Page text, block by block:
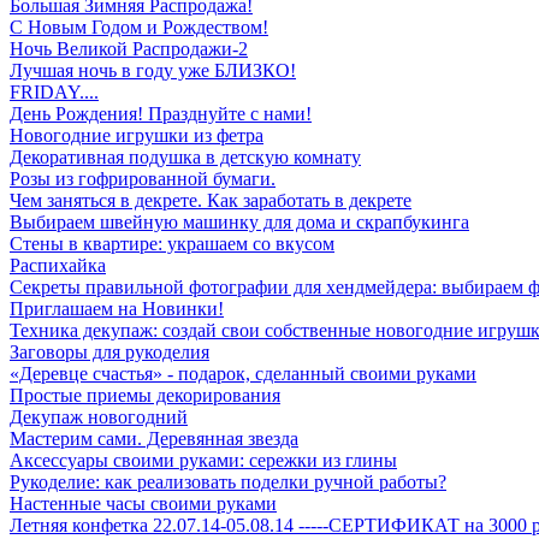
Большая Зимняя Распродажа!
С Новым Годом и Рождеством!
Ночь Великой Распродажи-2
Лучшая ночь в году уже БЛИЗКО!
FRIDAY....
День Рождения! Празднуйте с нами!
Новогодние игрушки из фетра
Декоративная подушка в детскую комнату
Розы из гофрированной бумаги.
Чем заняться в декрете. Как заработать в декрете
Выбираем швейную машинку для дома и скрапбукинга
Стены в квартире: украшаем со вкусом
Распихайка
Секреты правильной фотографии для хендмейдера: выбираем
Приглашаем на Новинки!
Техника декупаж: создай свои собственные новогодние
Заговоры для рукоделия
«Деревце счастья» - подарок, сделанный своими руками
Простые приемы декорирования
Декупаж новогодний
Мастерим сами. Деревянная звезда
Аксессуары своими руками: сережки из глины
Рукоделие: как реализовать поделки ручной работы?
Настенные часы своими руками
Летняя конфетка 22.07.14-05.08.14 -----СЕРТИФИКАТ на 3000